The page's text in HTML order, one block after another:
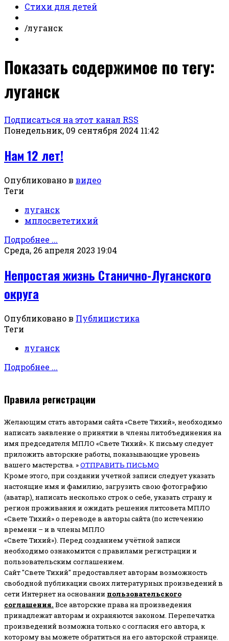
Стихи для детей
/луганск
Показать содержимое по тегу:
луганск
Подписаться на этот канал RSS
Понедельник, 09 сентября 2024 11:42
Нам 12 лет!
Опубликовано в видео
Теги
луганск
мплосвететихий
Подробнее ...
Среда, 26 апреля 2023 19:04
Непростая жизнь Станично-Луганского
округа
Опубликовано в Публицистика
Теги
луганск
Подробнее ...
Правила регистрации
Желающим стать авторами сайта «Свете Тихий», необходимо
написать заявление о принятии в члены литобъединения на
имя председателя МПЛО «Свете Тихий». К письму следует
приложить авторские работы, показывающие уровень
вашего мастерства. »ОТПРАВИТЬ ПИСЬМО
Кроме этого, при создании учетной записи следует указать
настоящие имя и фамилию, загрузить свою фотографию
(аватар), написать несколько строк о себе, указать страну и
регион проживания и ожидать решения литсовета МПЛО
«Свете Тихий» о переводе в авторы сайта (по истечению
времени – и в члены МПЛО
«Свете Тихий»). Перед созданием учётной записи
необходимо ознакомится с правилами регистрации и
пользовательским соглашением.
Сайт "Свете Тихий" предоставляет авторам возможность
свободной публикации своих литературных произведений в
сети Интернет на основании пользовательского
соглашения. Все авторские права на произведения
принадлежат авторам и охраняются законом. Перепечатка
произведений возможна только с согласия его автора, к
которому вы можете обратиться на его авторской странице.